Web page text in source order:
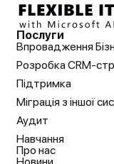
Послуги
Впровадження
Розробка CRM-
Підтримка
Міграція з іншої
Аудит
Навчання
Про нас